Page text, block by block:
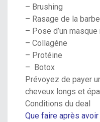
– Brushing
– Rasage de la barbe
– Pose d’un masque
– Collagéne
– Protéine
– Botox
Prévoyez de payer
cheveux longs et
Conditions du deal
Que faire après